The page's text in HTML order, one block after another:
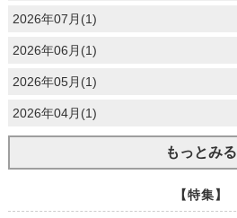
2026年07月(1)
2026年06月(1)
2026年05月(1)
2026年04月(1)
もっとみる
【特集】